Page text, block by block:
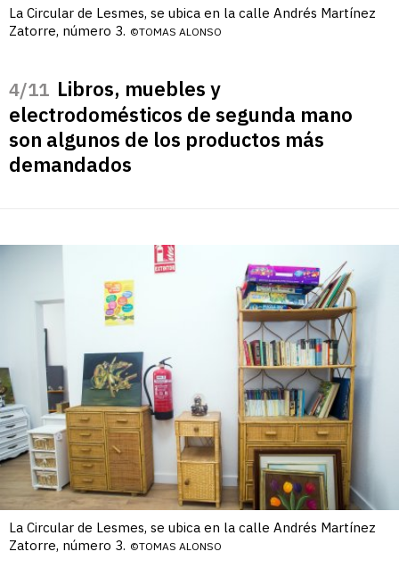
La Circular de Lesmes, se ubica en la calle Andrés Martínez
Zatorre, número 3. ©TOMAS ALONSO
/11 Libros, muebles y
electrodomésticos de segunda mano
son algunos de los productos más
demandados
La Circular de Lesmes, se ubica en la calle Andrés Martínez
Zatorre, número 3. ©TOMAS ALONSO